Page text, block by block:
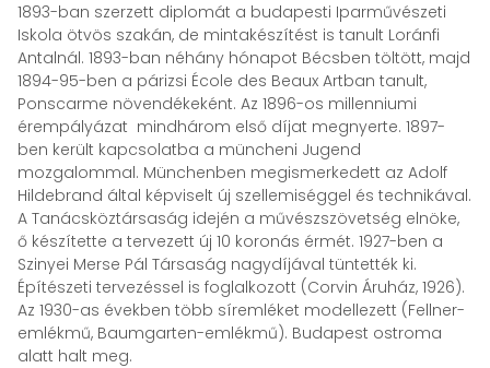
1893-ban szerzett diplomát a budapesti Iparművészeti
Iskola ötvös szakán, de mintakészítést is tanult Loránfi
Antalnál. 1893-ban néhány hónapot Bécsben töltött, majd
1894-95-ben a párizsi École des Beaux Artban tanult,
Ponscarme növendékeként. Az 1896-os millenniumi
érempályázat mindhárom első díjat megnyerte. 1897-
ben került kapcsolatba a müncheni Jugend
mozgalommal. Münchenben megismerkedett az Adolf
Hildebrand által képviselt új szellemiséggel és technikával.
A Tanácsköztársaság idején a művészszövetség elnöke,
ő készítette a tervezett új 10 koronás érmét. 1927-ben a
Szinyei Merse Pál Társaság nagydíjával tüntették ki.
Építészeti tervezéssel is foglalkozott (Corvin Áruház, 1926).
Az 1930-as években több síremléket modellezett (Fellner-
emlékmű, Baumgarten-emlékmű). Budapest ostroma
alatt halt meg.